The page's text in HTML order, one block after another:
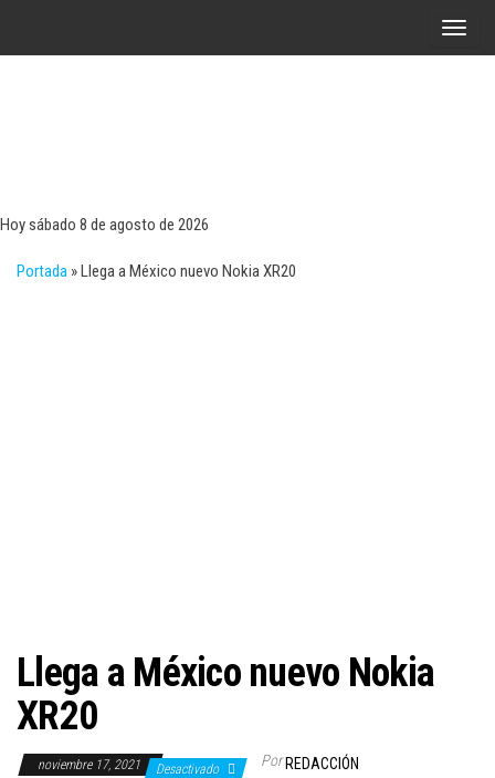
A
Hoy sábado 8 de agosto de 2026
Portada »Llega a México nuevo Nokia XR20
Llega a México nuevo Nokia
XR20
noviembre 17, 2021 Desactivado Por REDACCIÓN